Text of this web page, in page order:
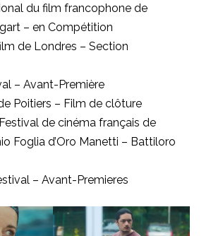
du film francophone de
– en Compétition
de Londres – Section
– Avant-Première
Poitiers – Film de clôture
de cinéma français de
Foglia d’Oro Manetti – Battiloro
– Avant-Premieres